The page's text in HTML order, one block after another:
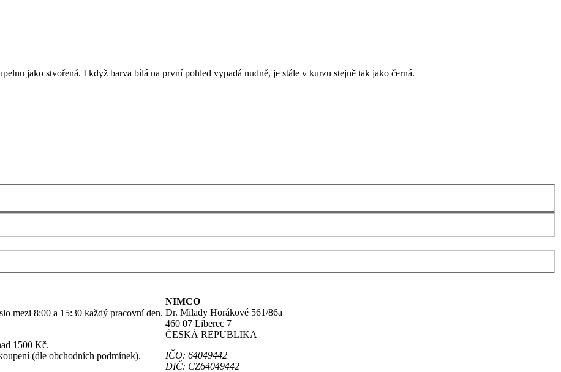
jako stvořená. I když barva bílá na první pohled vypadá nudně, je stále v kurzu stejně tak jako černá.
mezi 8:00 a 15:30 každý pracovní den.
1500 Kč.
(dle obchodních podmínek).
NIMCO
Dr. Milady Horákové 561/86a
460 07 Liberec 7
ČESKÁ REPUBLIKA
IČO: 64049442
DIČ: CZ64049442